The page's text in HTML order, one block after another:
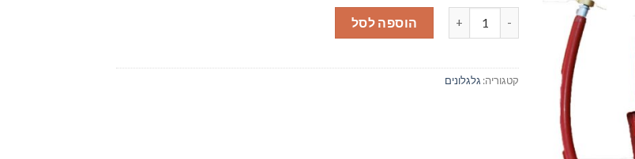
כמות של גלגלון כיבוי אש 30 מ' תיקני כולל מזנק "1הוספה לסל
קטגוריה: גלגלונים